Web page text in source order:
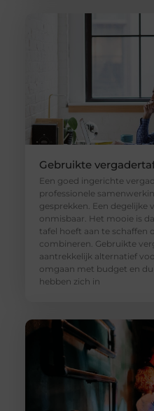
Gebruikte
Een goed ingerichte
professionele
gesprekken. Een degelijke
onmisbaar. Het mooie is
tafel hoeft aan te
combineren. Gebruikte
aantrekkelijk alternatief
omgaan met budget en
hebben zich in